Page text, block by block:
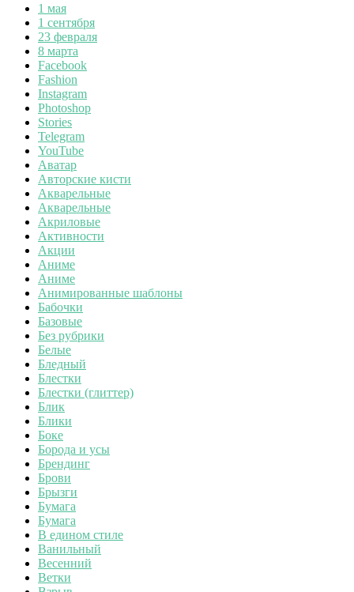
1 мая
1 сентября
23 февраля
8 марта
Facebook
Fashion
Instagram
Photoshop
Stories
Telegram
YouTube
Аватар
Авторские кисти
Акварельные
Акварельные
Акриловые
Активности
Акции
Аниме
Аниме
Анимированные шаблоны
Бабочки
Базовые
Без рубрики
Белые
Бледный
Блестки
Блестки (глиттер)
Блик
Блики
Боке
Борода и усы
Брендинг
Брови
Брызги
Бумага
Бумага
В едином стиле
Ванильный
Весенний
Ветки